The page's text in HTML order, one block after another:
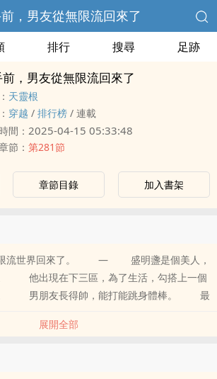
，男友從無限流回來了
排行 搜尋 足跡
，男友從無限流回來了
天靈根
穿越 / 排行榜 / 連載
間： 2025-04-15 05:33:48
節： 第281節
章節目錄 加入書架
限流世界回來了。 — 盛明盞是個美人，
他出現在下三區，為了生活，勾搭上一個
。 男朋友長得帥，能打能跳身體棒。 最
展開全部